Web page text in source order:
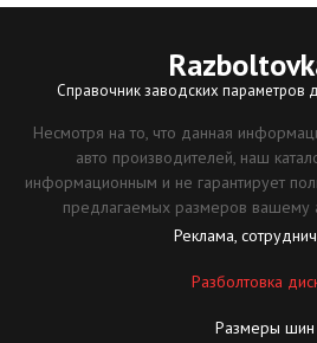
Справочник заводских параметров
Несмотря на то, что данная
авто производителей, наш
информационным и не гарантирует
предлагаемых размеров вашему
Реклама,
Разболтовка
Размеры шин